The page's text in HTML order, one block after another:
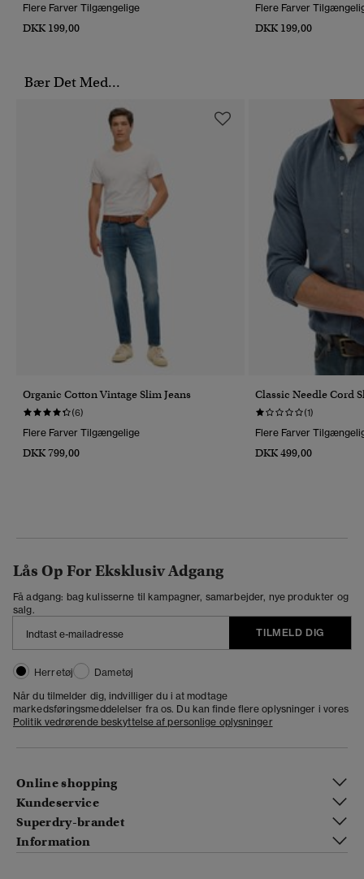
Flere Farver Tilgængelige
DKK 199,00
Flere Farver
DKK 199,00
Bær Det Med...
Organic Cotton Vintage Slim Jeans
(6)
Flere Farver Tilgængelige
DKK 799,00
Classic Needle Cord
(1)
Flere Farver
DKK 499,00
Lås Op For Eksklusiv Adgang
Få adgang: bag kulisserne til kampagner, samarbejder, nye produkter og
salg.
TILMELD DIG
Herretøj
Dametøj
Når du tilmelder dig, indvilliger du i at modtage
markedsføringsmeddelelser fra os. Du kan finde flere oplysninger i vores
Politik vedrørende beskyttelse af personlige oplysninger
Online shopping
Kundeservice
Superdry-brandet
Information